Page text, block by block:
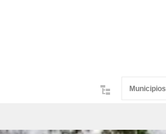
Municipios